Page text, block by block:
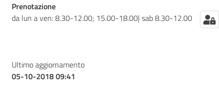
Prenotazione
da lun a ven: 8.30-12.00; 15.00-18.00| sab 8.30-12.00
Ultimo aggiornamento
05-10-2018 09:41